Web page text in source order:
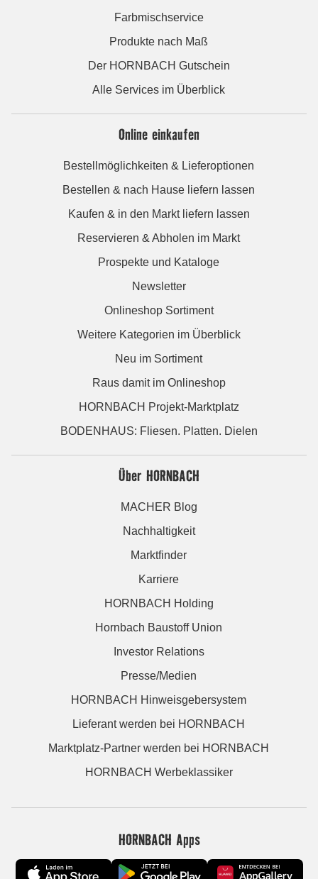
Farbmischservice
Produkte nach Maß
Der HORNBACH Gutschein
Alle Services im Überblick
Online einkaufen
Bestellmöglichkeiten & Lieferoptionen
Bestellen & nach Hause liefern lassen
Kaufen & in den Markt liefern lassen
Reservieren & Abholen im Markt
Prospekte und Kataloge
Newsletter
Onlineshop Sortiment
Weitere Kategorien im Überblick
Neu im Sortiment
Raus damit im Onlineshop
HORNBACH Projekt-Marktplatz
BODENHAUS: Fliesen. Platten. Dielen
Über HORNBACH
MACHER Blog
Nachhaltigkeit
Marktfinder
Karriere
HORNBACH Holding
Hornbach Baustoff Union
Investor Relations
Presse/Medien
HORNBACH Hinweisgebersystem
Lieferant werden bei HORNBACH
Marktplatz-Partner werden bei HORNBACH
HORNBACH Werbeklassiker
HORNBACH Apps